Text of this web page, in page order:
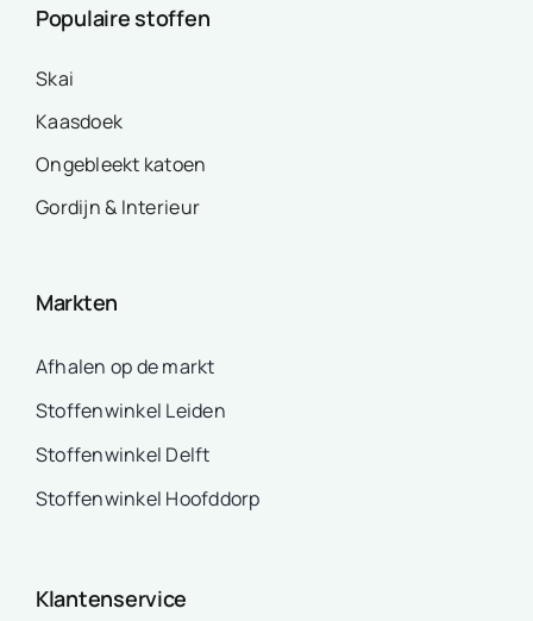
Populaire stoffen
Skai
Kaasdoek
Ongebleekt katoen
Gordijn & Interieur
Markten
Afhalen op de markt
Stoffenwinkel Leiden
Stoffenwinkel Delft
Stoffenwinkel Hoofddorp
Klantenservice